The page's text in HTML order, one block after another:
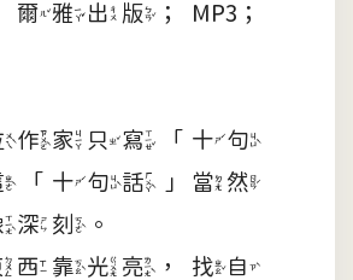
雅出版；MP3；
作家只寫「十句
「十句話」當然
深刻。
西靠光亮，找自